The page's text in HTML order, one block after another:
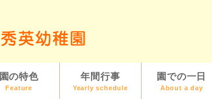
園の特色
Feature
年間行事
Yearly schedule
園での一日
About a day